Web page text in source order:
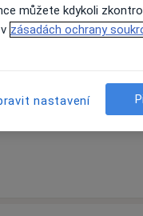
10 Srpen 11
telefonní číslo
můžete kdykoli
zásadách ochrany
nastavení